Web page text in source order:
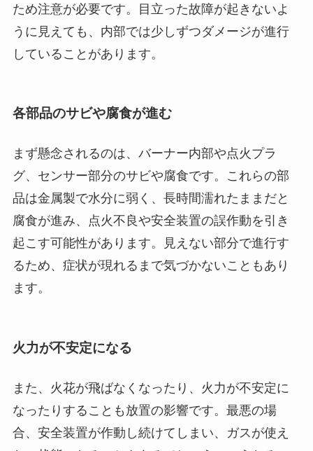
ため注意が必要です。目立った故障が起きないよ
うに見えても、内部では少しずつダメージが進行
していることがあります。
各部品のサビや腐食が進む
まず懸念されるのは、バーナー内部や点火プラ
グ、センサー部分のサビや腐食です。これらの部
品は金属製で水分に弱く、長時間濡れたままだと
腐食が進み、点火不良や安全装置の誤作動を引き
起こす可能性があります。見えない部分で進行す
るため、症状が現れるまで気づかないこともあり
ます。
火力が不安定になる
また、火花が飛ばなくなったり、火力が不安定に
なったりすることも放置の影響です。最悪の場
合、安全装置が作動し続けてしまい、ガスが使え